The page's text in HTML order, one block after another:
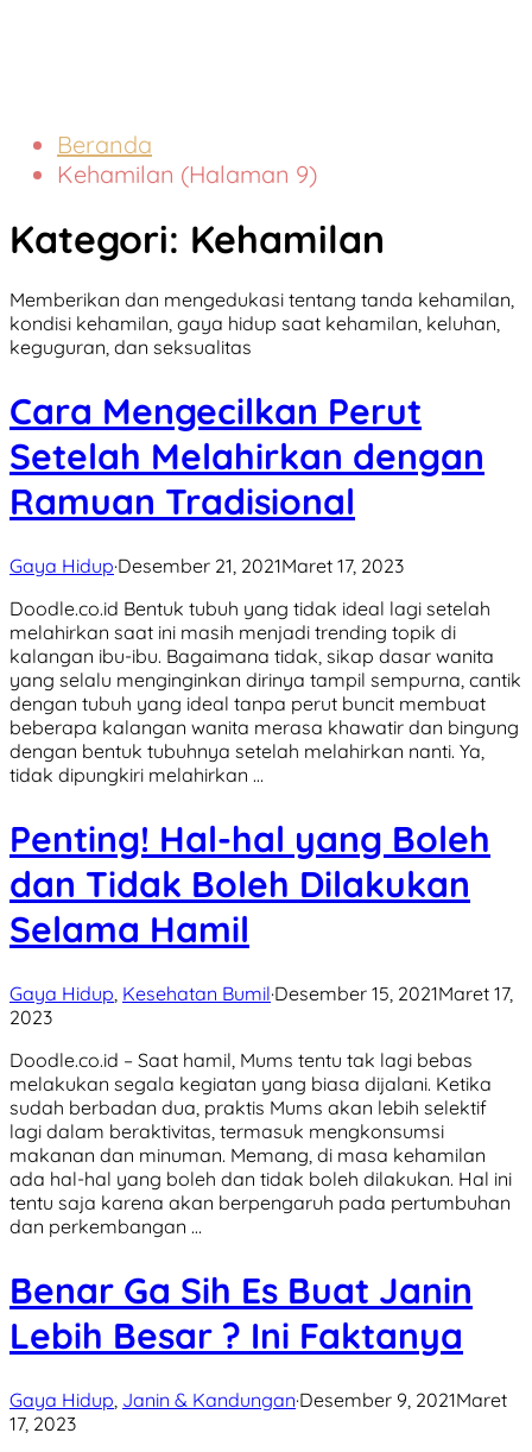
Beranda
Kehamilan (Halaman 9)
Kategori: Kehamilan
Memberikan dan mengedukasi tentang tanda kehamilan,
kondisi kehamilan, gaya hidup saat kehamilan, keluhan,
keguguran, dan seksualitas
Cara Mengecilkan Perut
Setelah Melahirkan dengan
Ramuan Tradisional
Gaya Hidup·Desember 21, 2021Maret 17, 2023
Doodle.co.id Bentuk tubuh yang tidak ideal lagi setelah
melahirkan saat ini masih menjadi trending topik di
kalangan ibu-ibu. Bagaimana tidak, sikap dasar wanita
yang selalu menginginkan dirinya tampil sempurna, cantik
dengan tubuh yang ideal tanpa perut buncit membuat
beberapa kalangan wanita merasa khawatir dan bingung
dengan bentuk tubuhnya setelah melahirkan nanti. Ya,
tidak dipungkiri melahirkan …
Penting! Hal-hal yang Boleh
dan Tidak Boleh Dilakukan
Selama Hamil
Gaya Hidup Kesehatan Bumil·Desember 15, 2021Maret 17,
2023
Doodle.co.id – Saat hamil, Mums tentu tak lagi bebas
melakukan segala kegiatan yang biasa dijalani. Ketika
sudah berbadan dua, praktis Mums akan lebih selektif
lagi dalam beraktivitas, termasuk mengkonsumsi
makanan dan minuman. Memang, di masa kehamilan
ada hal-hal yang boleh dan tidak boleh dilakukan. Hal ini
tentu saja karena akan berpengaruh pada pertumbuhan
dan perkembangan …
Benar Ga Sih Es Buat Janin
Lebih Besar ? Ini Faktanya
Gaya Hidup Janin & Kandungan·Desember 9, 2021Maret
17, 2023